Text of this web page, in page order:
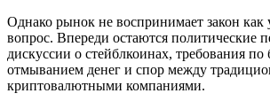
Однако рынок не воспринимает закон
вопрос. Впереди остаются политические
дискуссии о стейблкоинах, требования по
отмыванием денег и спор между
криптовалютными компаниями.